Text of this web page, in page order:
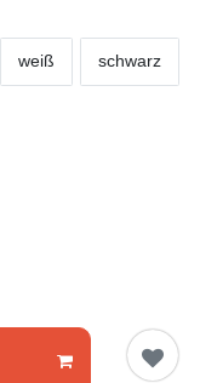
weiß schwarz